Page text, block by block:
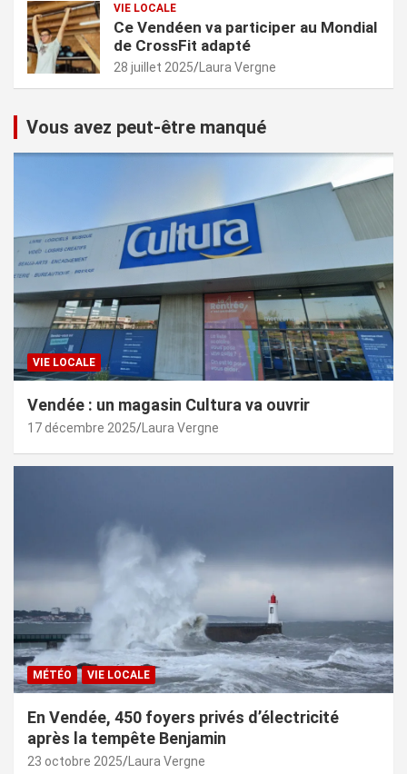
VIE LOCALE
Ce Vendéen va participer au Mondial
de CrossFit adapté
28 juillet 2025 Laura Vergne
Vous avez peut-être manqué
VIE LOCALE
Vendée : un magasin Cultura va ouvrir
17 décembre 2025 Laura Vergne
MÉTÉO VIE LOCALE
En Vendée, 450 foyers privés d’électricité
après la tempête Benjamin
23 octobre 2025 Laura Vergne